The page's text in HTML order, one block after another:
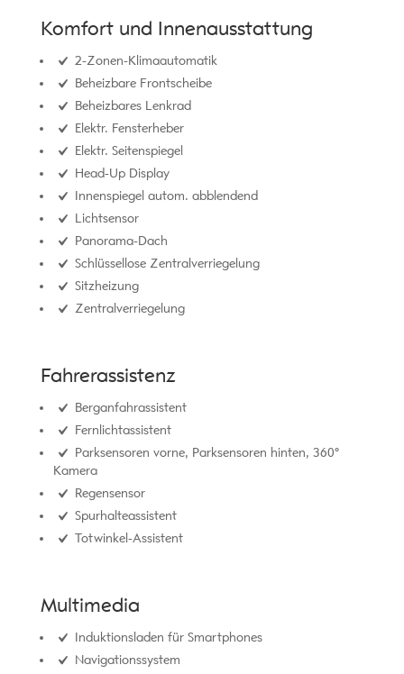
Komfort und Innenausstattung
2-Zonen-Klimaautomatik
Beheizbare Frontscheibe
Beheizbares Lenkrad
Elektr. Fensterheber
Elektr. Seitenspiegel
Head-Up Display
Innenspiegel autom. abblendend
Lichtsensor
Panorama-Dach
Schlüssellose Zentralverriegelung
Sitzheizung
Zentralverriegelung
Fahrerassistenz
Berganfahrassistent
Fernlichtassistent
Parksensoren vorne, Parksensoren hinten, 360°
Kamera
Regensensor
Spurhalteassistent
Totwinkel-Assistent
Multimedia
Induktionsladen für Smartphones
Navigationssystem